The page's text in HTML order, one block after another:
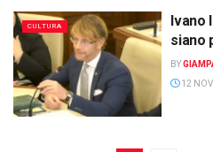
CULTURA
Ivano
siano
BY
12